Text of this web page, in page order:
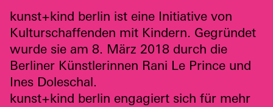
kunst+kind berlin ist eine Initiative von
Kulturschaffenden mit Kindern. Gegründet
wurde sie am 8. März 2018 durch die
Berliner Künstlerinnen Rani Le Prince und
Ines Doleschal.
kunst+kind berlin engagiert sich für mehr